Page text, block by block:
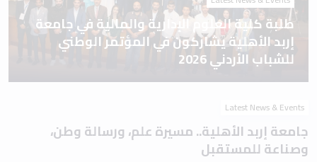
طلبة كلية العلوم الإدارية والمالية في جامعة
إربد الأهلية يشاركون في المؤتمر الوطني
للشباب الأردني 2026
Latest News & Events
جامعة إربد الأهلية.. مسيرة علم، ورسالة وطن،
وصناعة للمستقبل